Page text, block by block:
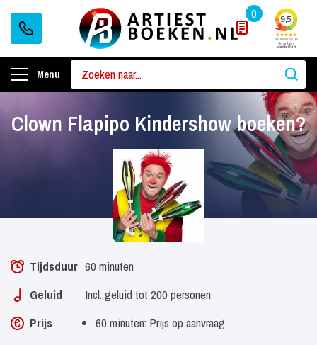
0
Menu
Clown Flapipo Kindershow boeken?
Tijdsduur 60 minuten
Geluid
Incl. geluid tot 200 personen
Prijs
60 minuten: Prijs op aanvraag